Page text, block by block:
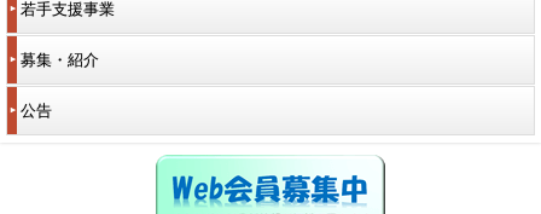
若手支援事業
募集・紹介
公告